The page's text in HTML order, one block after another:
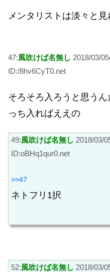
メンタリストは淡々と見
47:風吹けば名無し 2018/03/
ID:/8hv6CyT0.net
そろそろ入ろうと思う
っち入ればええの
49:風吹けば名無し 2018/03/
ID:oBHq1qur0.net
>>47
ネトフリ1択
52:風吹けば名無し 2018/03/